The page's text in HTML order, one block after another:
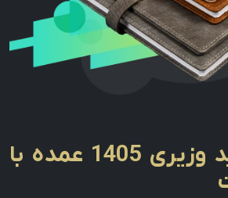
چاپ سررسید وزیری 1405 عمده با